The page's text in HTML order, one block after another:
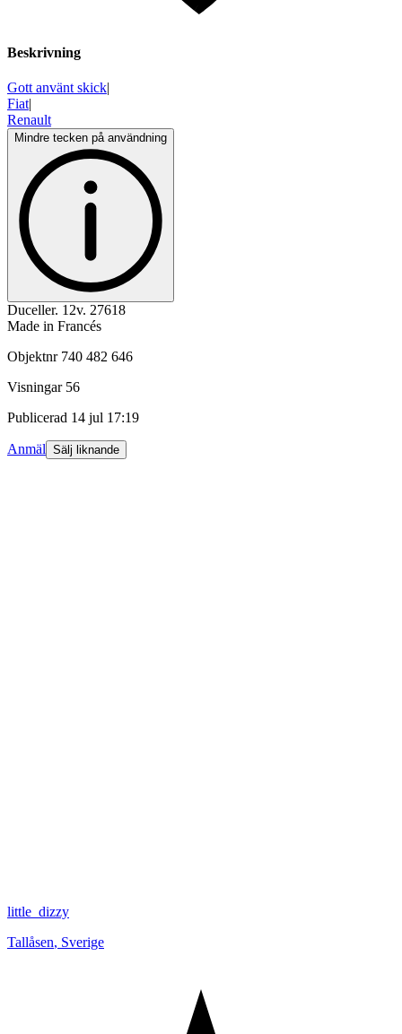
Beskrivning
Gott använt skick|
Fiat|
Renault
Mindre tecken på användning
Duceller. 12v. 27618
Made in Francés
Objektnr 740 482 646
Visningar 56
Publicerad 14 jul 17:19
Anmäl Sälj liknande
little_dizzy
Tallåsen, Sverige